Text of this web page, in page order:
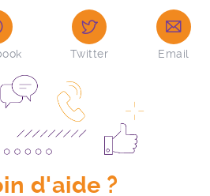
Twitter Email
d'aide ?